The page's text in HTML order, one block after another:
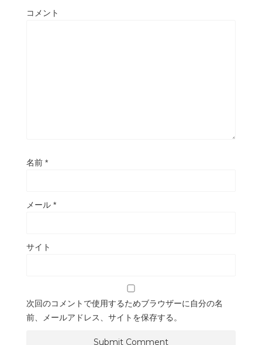
コメント
名前 *
メール *
サイト
次回のコメントで使用するためブラウザーに自分の名
前、メールアドレス、サイトを保存する。